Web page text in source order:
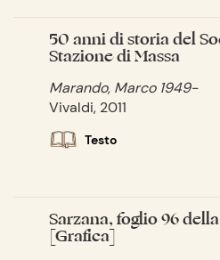
50 anni di storia del
Stazione di Massa
Marando, Marco 1949-
Vivaldi, 2011
Testo
Sarzana, foglio 96
[Grafica]